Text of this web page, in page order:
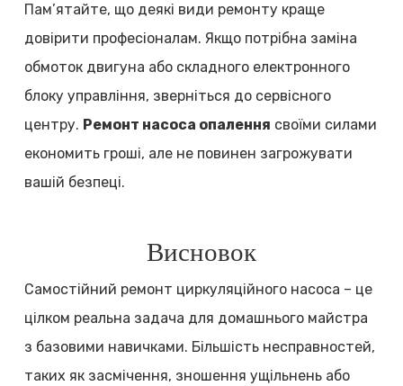
Пам’ятайте, що деякі види ремонту краще
довірити професіоналам. Якщо потрібна заміна
обмоток двигуна або складного електронного
блоку управління, зверніться до сервісного
центру. Ремонт насоса опалення своїми силами
економить гроші, але не повинен загрожувати
вашій безпеці.
Висновок
Самостійний ремонт циркуляційного насоса – це
цілком реальна задача для домашнього майстра
з базовими навичками. Більшість несправностей,
таких як засмічення, зношення ущільнень або